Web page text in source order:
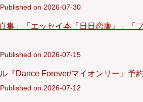
Published on 2026-07-30
集」「エッセイ本『日日恋廉』」「
Published on 2026-07-15
『Dance Forever/マイオンリー』予
Published on 2026-07-12